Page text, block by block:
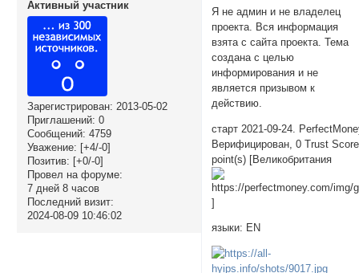
Активный участник
Зарегистрирован: 2013-05-02
Приглашений: 0
Сообщений: 4759
Уважение: [+4/-0]
Позитив: [+0/-0]
Провел на форуме:
7 дней 8 часов
Последний визит:
2024-08-09 10:46:02
Я не админ и не владелец
проекта. Вся информация
взята с сайта проекта. Тема
создана с целью
информирования и не
является призывом к
действию.
старт 2021-09-24.
Верифицирован, 0 Trust Score
point(s) [Великобритания
]
языки: EN